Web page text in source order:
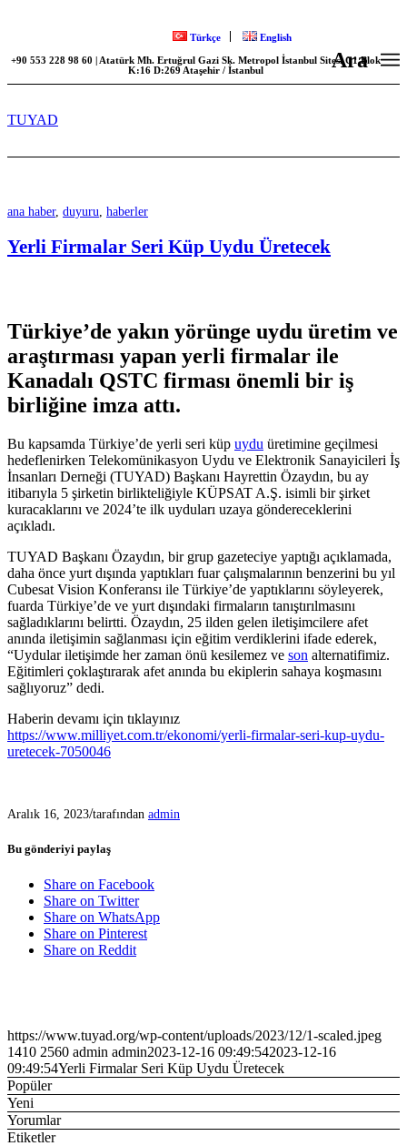
Türkçe English
+90 553 228 98 60 | Atatürk Mh. Ertuğrul Gazi Sk. Metropol İstanbul Sitesi C1 Blok
K:16 D:269 Ataşehir / İstanbul
TUYAD
Ara
ana haber, duyuru haberler
Yerli Firmalar Seri Küp Uydu Üretecek
Türkiye’de yakın yörünge uydu üretim ve
araştırması yapan yerli firmalar ile
Kanadalı QSTC firması önemli bir iş
birliğine imza attı.
Bu kapsamda Türkiye’de yerli seri küp uydu üretimine geçilmesi
hedeflenirken Telekomünikasyon Uydu ve Elektronik Sanayicileri İş
İnsanları Derneği (TUYAD) Başkanı Hayrettin Özaydın, bu ay
itibarıyla 5 şirketin birlikteliğiyle KÜPSAT A.Ş. isimli bir şirket
kuracaklarını ve 2024’te ilk uyduları uzaya göndereceklerini
açıkladı.
TUYAD Başkanı Özaydın, bir grup gazeteciye yaptığı açıklamada,
daha önce yurt dışında yaptıkları fuar çalışmalarının benzerini bu yıl
Cubesat Vision Konferansı ile Türkiye’de yaptıklarını söyleyerek,
fuarda Türkiye’de ve yurt dışındaki firmaların tanıştırılmasını
sağladıklarını belirtti. Özaydın, 25 ilden gelen iletişimcilere afet
anında iletişimin sağlanması için eğitim verdiklerini ifade ederek,
“Uydular iletişimde her zaman önü kesilemez ve son alternatifimiz.
Eğitimleri çoklaştırarak afet anında bu ekiplerin sahaya koşmasını
sağlıyoruz” dedi.
Haberin devamı için tıklayınız
https://www.milliyet.com.tr/ekonomi/yerli-firmalar-seri-kup-uydu-
uretecek-7050046
Aralık 16, 2023/tarafından admin
Bu gönderiyi paylaş
Share on Facebook
Share on Twitter
Share on WhatsApp
Share on Pinterest
Share on Reddit
https://www.tuyad.org/wp-content/uploads/2023/12/1-scaled.jpeg
1410 2560 admin admin2023-12-16 09:49:542023-12-16
09:49:54Yerli Firmalar Seri Küp Uydu Üretecek
Popüler
Yeni
Yorumlar
Etiketler